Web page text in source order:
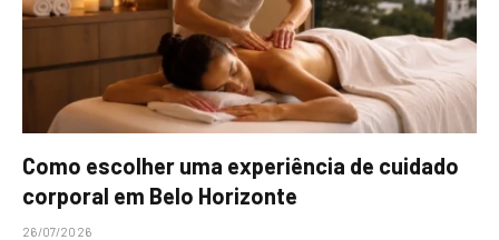
Como escolher uma experiência de cuidado
corporal em Belo Horizonte
26/07/2026